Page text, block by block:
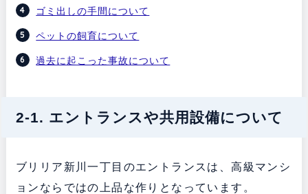
ゴミ出しの手間について
ペットの飼育について
過去に起こった事故について
2-1. エントランスや共用設備について
ブリリア新川一丁目のエントランスは、高級マンシ
ョンならではの上品な作りとなっています。